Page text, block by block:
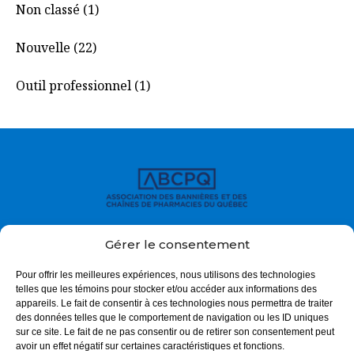
Gérer le consentement
Pour offrir les meilleures expériences, nous utilisons des technologies
telles que les témoins pour stocker et/ou accéder aux informations des
appareils. Le fait de consentir à ces technologies nous permettra de traiter
des données telles que le comportement de navigation ou les ID uniques
sur ce site. Le fait de ne pas consentir ou de retirer son consentement peut
avoir un effet négatif sur certaines caractéristiques et fonctions.
Non classé (1)
Nouvelle (22)
Outil professionnel (1)
À propos
Enjeux
Actualités
Outils cliniques